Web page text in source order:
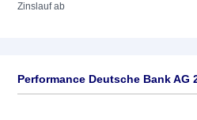
Zinslauf ab
Performance Deutsche Bank AG